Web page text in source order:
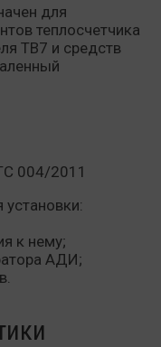
для
теплосчетчика
ТВ7 и средств
004/2011
к нему;
АДИ;